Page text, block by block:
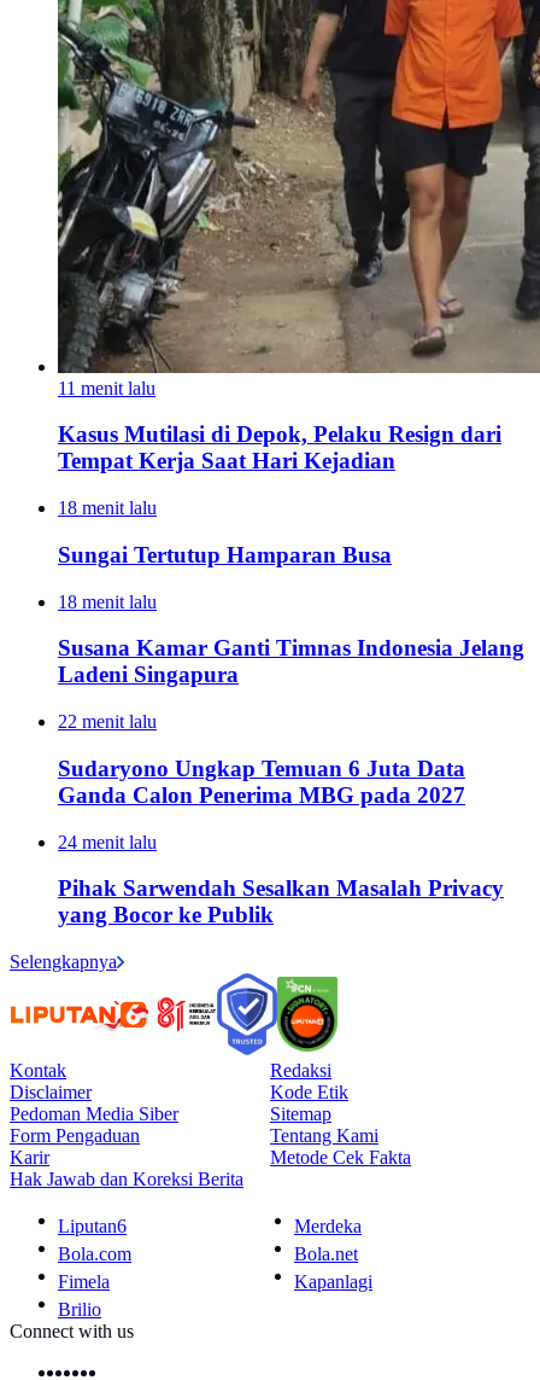
11 menit lalu
Kasus Mutilasi di Depok, Pelaku Resign dari
Tempat Kerja Saat Hari Kejadian
18 menit lalu
Sungai Tertutup Hamparan Busa
18 menit lalu
Susana Kamar Ganti Timnas Indonesia Jelang
Ladeni Singapura
22 menit lalu
Sudaryono Ungkap Temuan 6 Juta Data
Ganda Calon Penerima MBG pada 2027
24 menit lalu
Pihak Sarwendah Sesalkan Masalah Privacy
yang Bocor ke Publik
Selengkapnya
Kontak
Redaksi
Disclaimer
Kode Etik
Pedoman Media Siber
Sitemap
Form Pengaduan
Tentang Kami
Karir
Metode Cek Fakta
Hak Jawab dan Koreksi Berita
Liputan6
Merdeka
Bola.com
Bola.net
Fimela
Kapanlagi
Brilio
Connect with us